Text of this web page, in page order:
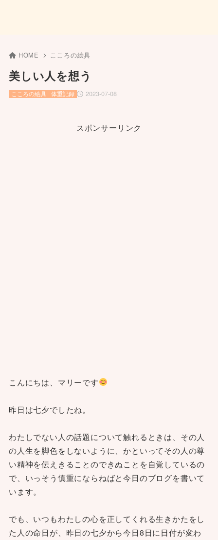
HOME こころの絵具
美しい人を想う
2023-07-08
こころの絵具 体重記録
スポンサーリンク
こんにちは、マリーです
昨日は七夕でしたね。
わたしでない人の話題について触れるときは、その人
の人生を脚色をしないように、かといってその人の尊
い精神を伝えきることのできぬことを自覚しているの
で、いっそう慎重にならねばと今日のブログを書いて
います。
でも、いつもわたしの心を正してくれる生きかたをし
た人の命日が、昨日の七夕から今日8日に日付が変わ